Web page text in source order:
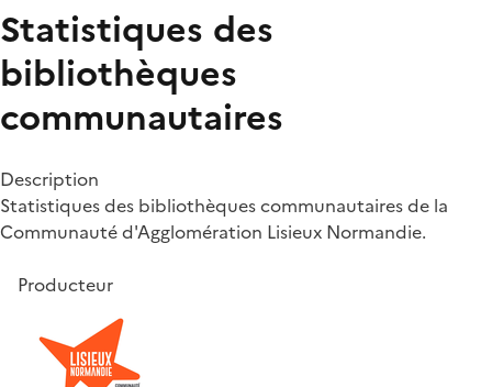
Statistiques des
bibliothèques
communautaires
Description
Statistiques des bibliothèques communautaires de la
Communauté d'Agglomération Lisieux Normandie.
Producteur